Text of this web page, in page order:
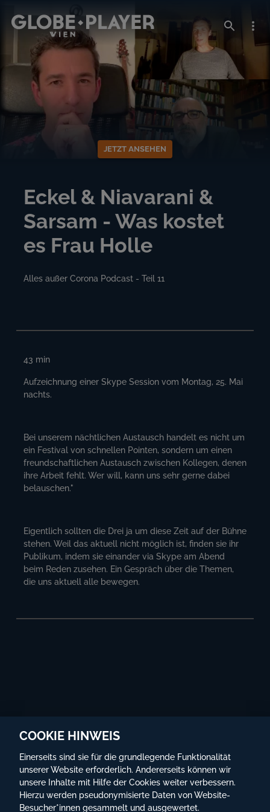
JETZT ANSEHEN
Eckel & Niavarani &
Sarsam - Was kostet
es Frau Holle
Alles außer Corona Podcast - Teil 11
43 min
Aufzeichnung einer Skype Session vom Montag, 25. Mai
nachts.
Bei unserem nächtlichen Austausch handelt es nicht um
ein Festival von schnellen Pointen, sondern um einen
freundschaftlichen Austausch zwischen Kollegen, denen
ihre Arbeit fehlt. Wer will, kann uns sehr gerne dabei
belauschen."
Eigentlich sollten die Drei ja um diese Zeit auf der Bühne
stehen. Weil das aktuell nicht möglich ist, finden sie ihr
Publikum, indem sie einander via Skype am Abend
beim Reden zusehen. Ein Gespräch über die Themen,
die uns aktuell alle bewegen.
COOKIE HINWEIS
Einerseits sind sie für die grundlegende Funktionalität
unserer Website erforderlich. Andererseits können wir
unsere Inhalte mit Hilfe der Cookies weiter verbessern.
Hierzu werden pseudonymisierte Daten von Website-
Besucher*innen gesammelt und ausgewertet.